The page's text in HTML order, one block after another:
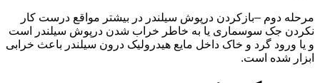
مرحله دوم –بازکردن درپوش سیلندر در بیشتر مواقع درست کار
نکردن جک سوسماری یا به خاطر خراب شدن درپوش سیلندر است
و یا ورود گرد و خاک داخل مایع هیدرولیک درون سیلندر باعث خرابی
ابزار شده است.